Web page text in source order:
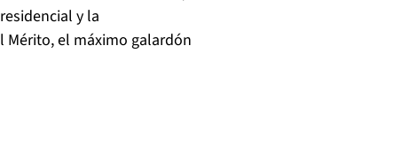
y la
Mérito, el máximo galardón